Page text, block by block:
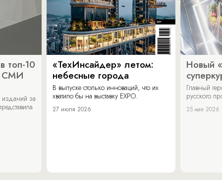
топ-10
СМИ
изданий за
«ТехИнсайдер» летом:
небесные города
В выпуске столько инноваций, что их
хватило бы на выставку EXPO.
27 июля 2026
Новый
Главный
русского
25 мая 2026